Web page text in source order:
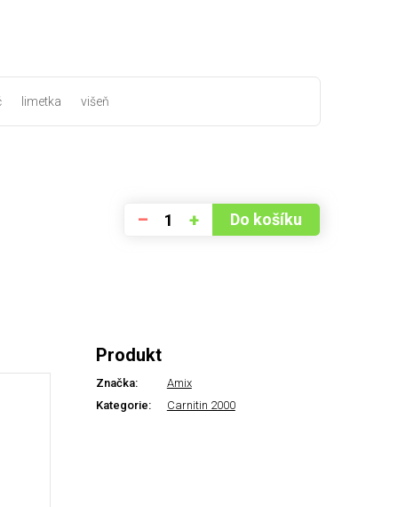
limetka višeň
– + Do košíku
Produkt
Značka:
Amix
Kategorie:
Carnitin 2000